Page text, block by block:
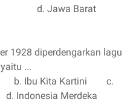
d. Jawa Barat
1928 diperdengarkan lagu
...
b. Ibu Kita Kartini
c.
d. Indonesia Merdeka